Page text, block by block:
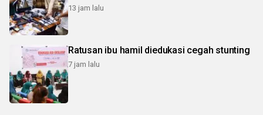
13 jam lalu
Ratusan ibu hamil diedukasi cegah stunting
7 jam lalu